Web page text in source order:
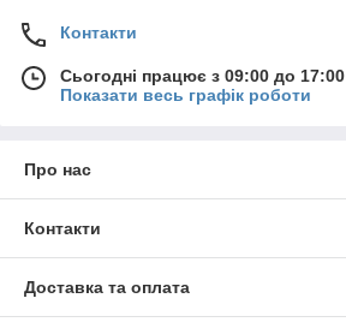
Контакти
Сьогодні працює з 09:00 до 17:00
Показати весь графік роботи
Про нас
Контакти
Доставка та оплата